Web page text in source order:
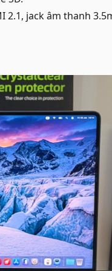
2.1, jack âm thanh